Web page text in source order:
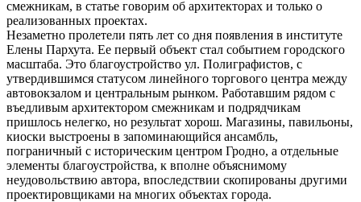
смежникам, в статье говорим об архитекторах и только о
реализованных проектах.
Незаметно пролетели пять лет со дня появления в институте
Елены Пархута. Ее первый объект стал событием городского
масштаба. Это благоустройство ул. Полиграфистов, с
утвердившимся статусом линейного торгового центра между
автовокзалом и центральным рынком. Работавшим рядом с
въедливым архитектором смежникам и подрядчикам
пришлось нелегко, но результат хорош. Магазины, павильоны,
киоски выстроены в запоминающийся ансамбль,
пограничный с историческим центром Гродно, а отдельные
элементы благоустройства, к вполне объяснимому
неудовольствию автора, впоследствии скопированы другими
проектировщиками на многих объектах города.